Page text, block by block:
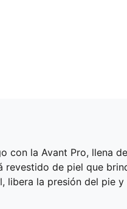
con la Avant Pro, llena
de piel que
libera la presión del pie